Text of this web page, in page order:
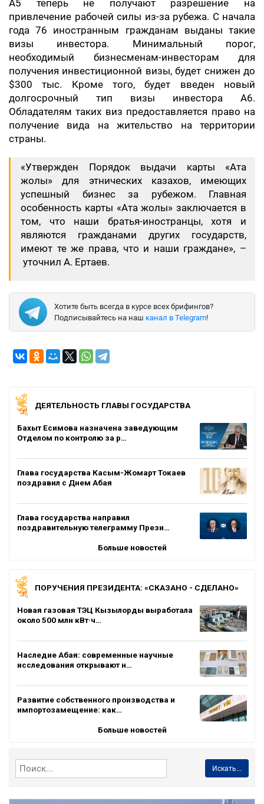
А5 теперь не получают разрешение на
привлечение рабочей силы из-за рубежа. С начала
года 76 иностранным гражданам выданы такие
визы инвестора. Минимальный порог,
необходимый бизнесменам-инвесторам для
получения инвестиционной визы, будет снижен до
$300 тыс. Кроме того, будет введен новый
долгосрочный тип визы инвестора А6.
Обладателям таких виз предоставляется право на
получение вида на жительство на территории
страны.
«Утвержден Порядок выдачи карты «Ата
жолы» для этнических казахов, имеющих
успешный бизнес за рубежом. Главная
особенность карты «Ата жолы» заключается в
том, что наши братья-иностранцы, хотя и
являются гражданами других государств,
имеют те же права, что и наши граждане», –
уточнил А. Ертаев.
Хотите быть всегда в курсе всех брифингов?
Подписывайтесь на наш канал в Telegram!
ДЕЯТЕЛЬНОСТЬ ГЛАВЫ ГОСУДАРСТВА
Бахыт Есимова назначена заведующим
Отделом по контролю за р…
Глава государства Касым-Жомарт Токаев
поздравил с Днем Абая
Глава государства направил
поздравительную телеграмму Прези…
Больше новостей
ПОРУЧЕНИЯ ПРЕЗИДЕНТА: «СКАЗАНО - СДЕЛАНО»
Новая газовая ТЭЦ Кызылорды выработала
около 500 млн кВт·ч…
Наследие Абая: современные научные
исследования открывают н…
Развитие собственного производства и
импортозамещение: как…
Больше новостей
Искать...